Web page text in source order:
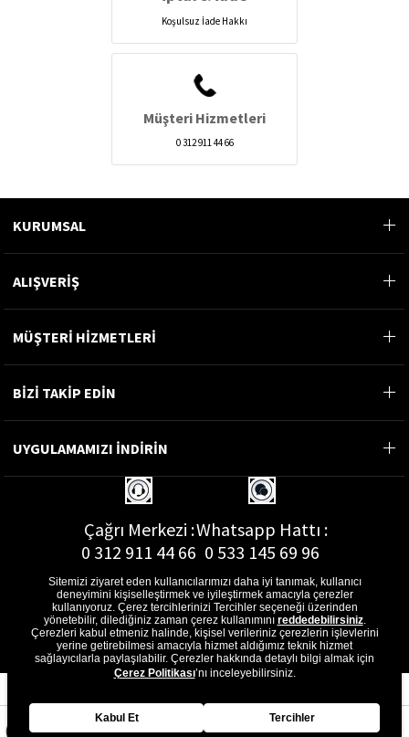
Koşulsuz İade Hakkı
Müşteri Hizmetleri
0 312 911 44 66
KURUMSAL
ALIŞVERİŞ
MÜŞTERİ HİZMETLERİ
BİZİ TAKİP EDİN
UYGULAMAMIZI İNDİRİN
Çağrı Merkezi :
0 312 911 44 66
Whatsapp Hattı :
0 533 145 69 96
E-Posta Adresi :
musterihizmetleri@gon.com.tr
Sitemizi ziyaret eden kullanıcılarımızı daha iyi tanımak, kullanıcı
deneyimini kişiselleştirmek ve iyileştirmek amacıyla çerezler
kullanıyoruz. Çerez tercihlerinizi Tercihler seçeneği üzerinden
yönetebilir, dilediğiniz zaman çerez kullanımını reddedebilirsiniz.
Çerezleri kabul etmeniz halinde, kişisel verileriniz çerezlerin işlevlerini
yerine getirebilmesi amacıyla hizmet aldığımız teknik hizmet
sağlayıcılarla paylaşılabilir. Çerezler hakkında detaylı bilgi almak için
Çerez Politikası’nı inceleyebilirsiniz.
Kabul Et Tercihler